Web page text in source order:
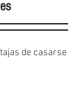
de casarse